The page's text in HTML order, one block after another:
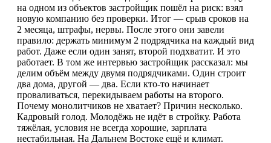
на одном из объектов застройщик пошёл на риск: взял
новую компанию без проверки. Итог — срыв сроков на
2 месяца, штрафы, нервы. После этого они завели
правило: держать минимум 2 подрядчика на каждый вид
работ. Даже если один занят, второй подхватит. И это
работает. В том же интервью застройщик рассказал: мы
делим объём между двумя подрядчиками. Один строит
два дома, другой — два. Если кто-то начинает
проваливаться, перекидываем работы на второго.
Почему монолитчиков не хватает? Причин несколько.
Кадровый голод. Молодёжь не идёт в стройку. Работа
тяжёлая, условия не всегда хорошие, зарплата
нестабильная. На Дальнем Востоке ещё и климат.